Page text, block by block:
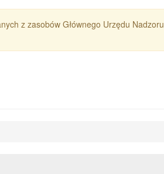
z zasobów Głównego Urzędu Nadzoru